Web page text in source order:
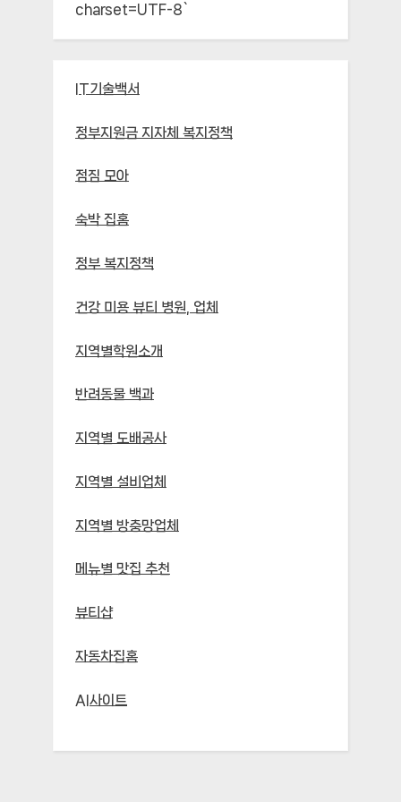
charset=UTF-8`
IT기술백서
정부지원금 지자체 복지정책
점짐 모아
숙박 집홈
정부 복지정책
건강 미용 뷰티 병원, 업체
지역별학원소개
반려동물 백과
지역별 도배공사
지역별 설비업체
지역별 방충망업체
메뉴별 맛집 추천
뷰티샵
자동차집홈
AI사이트